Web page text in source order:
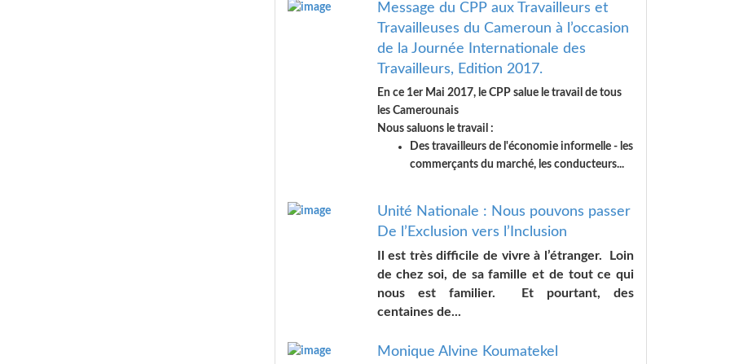
Message du CPP aux Travailleurs et
Travailleuses du Cameroun à l’occasion
de la Journée Internationale des
Travailleurs, Edition 2017.
En ce 1er Mai 2017, le CPP salue le travail de tous
les Camerounais
Nous saluons le travail :
Des travailleurs de l'économie informelle- les
commerçants du marché, les conducteurs...
Unité Nationale : Nous pouvons passer
De l’Exclusion vers l’Inclusion
Il est très difficile de vivre à l’étranger. Loin
de chez soi, de sa famille et de tout ce qui
nous est familier. Et pourtant, des
centaines de...
Monique Alvine Koumatekel